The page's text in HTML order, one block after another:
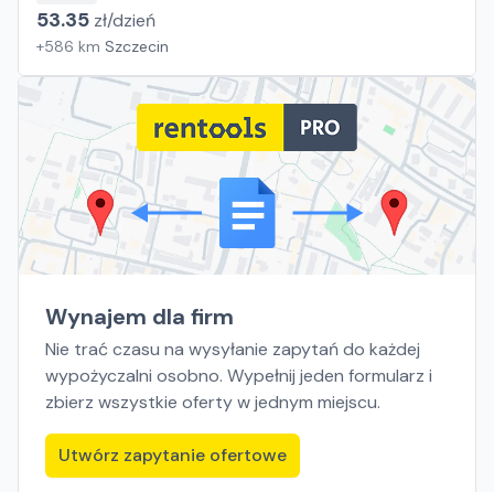
53.35 zł/dzień
+586 km Szczecin
Wynajem dla firm
Nie trać czasu na wysyłanie zapytań do każdej
wypożyczalni osobno. Wypełnij jeden formularz i
zbierz wszystkie oferty w jednym miejscu.
Utwórz zapytanie ofertowe